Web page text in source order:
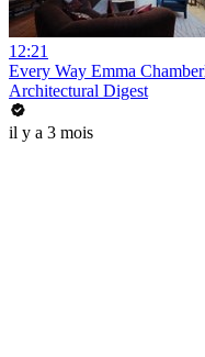
12:21
Every Way Emma
Architectural Digest
il y a 3 mois